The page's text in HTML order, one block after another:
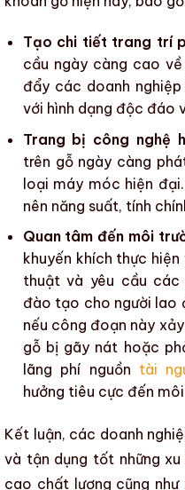
Tạo chi tiết trang trí
cầu ngày càng cao
đẩy các doanh
với hình dạng độc đáo
Trang bị công nghệ
trên gỗ ngày càng
loại máy móc hiện
nên năng suất, tính
Quan tâm đến môi
khuyến khích thực
thuật và yêu cầu các
đào tạo cho người lao
nếu công đoạn này
gỗbị gãy nát hoặc
lãng phí nguồn tài
hưởng tiêu cực đến
Kết luận, các doanh
và tận dụng tốt những
cao chất lượng cũng